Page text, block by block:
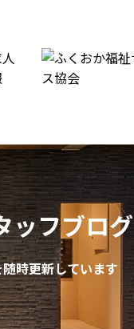
ッフブログ
時更新しています